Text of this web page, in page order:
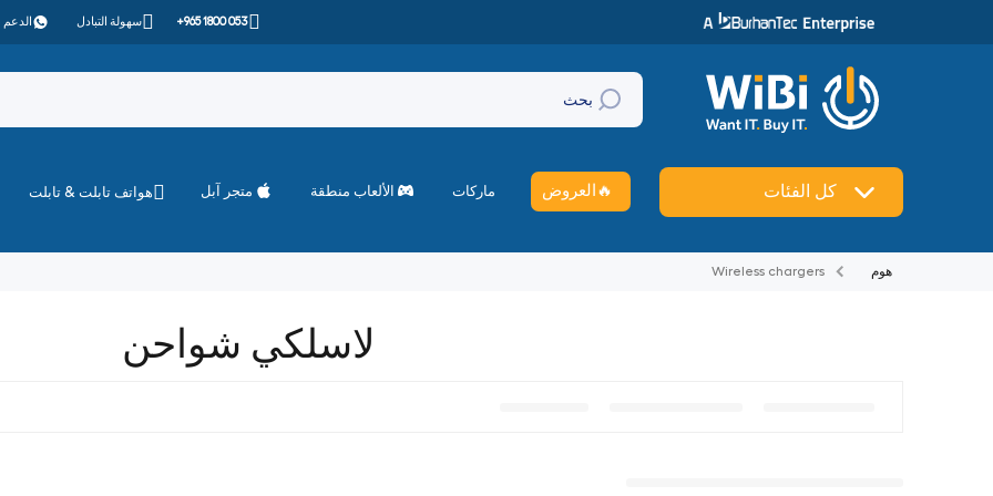
تخطي إلى المحتوى +965 1800 053 سهولة التبادل
بحث
كل الفئات 🔥 العروض ماركات الألعاب منطقة متجر آبل هواتف تابلت & تابلت
هوم Wireless chargers
لاسلكي شواحن